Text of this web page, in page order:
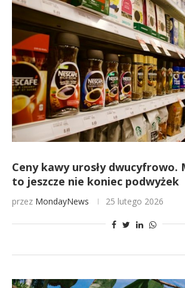
Ceny kawy urosły dwucyfrowo.
to jeszcze nie koniec podwyżek
przez MondayNews 25 lutego 2026